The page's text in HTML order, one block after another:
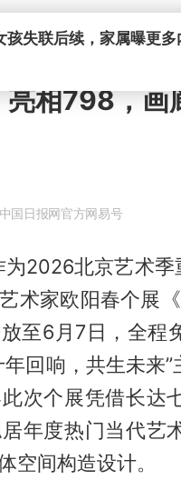
相798，画
中国日报网官方网易号
2026北京艺术
术家欧阳春个展
至6月7日，全程
回响，共生未来
次个展凭借长达
年度热门当代艺
空间构造设计。